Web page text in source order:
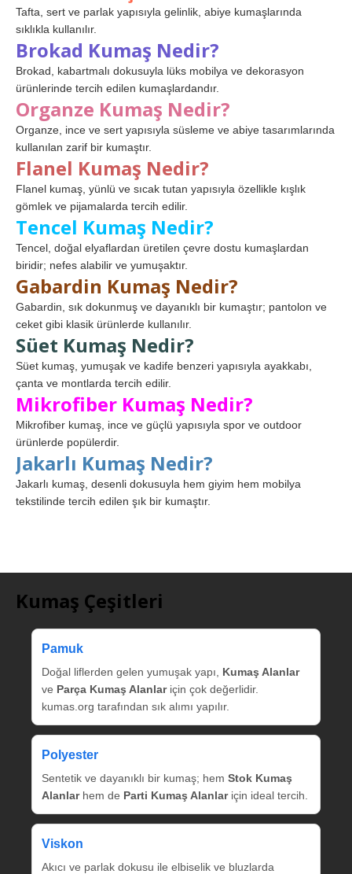
Tafta, sert ve parlak yapısıyla gelinlik, abiye kumaşlarında
sıklıkla kullanılır.
Brokad Kumaş Nedir?
Brokad, kabartmalı dokusuyla lüks mobilya ve dekorasyon
ürünlerinde tercih edilen kumaşlardandır.
Organze Kumaş Nedir?
Organze, ince ve sert yapısıyla süsleme ve abiye tasarımlarında
kullanılan zarif bir kumaştır.
Flanel Kumaş Nedir?
Flanel kumaş, yünlü ve sıcak tutan yapısıyla özellikle kışlık
gömlek ve pijamalarda tercih edilir.
Tencel Kumaş Nedir?
Tencel, doğal elyaflardan üretilen çevre dostu kumaşlardan
biridir; nefes alabilir ve yumuşaktır.
Gabardin Kumaş Nedir?
Gabardin, sık dokunmuş ve dayanıklı bir kumaştır; pantolon ve
ceket gibi klasik ürünlerde kullanılır.
Süet Kumaş Nedir?
Süet kumaş, yumuşak ve kadife benzeri yapısıyla ayakkabı,
çanta ve montlarda tercih edilir.
Mikrofiber Kumaş Nedir?
Mikrofiber kumaş, ince ve güçlü yapısıyla spor ve outdoor
ürünlerde popülerdir.
Jakarlı Kumaş Nedir?
Jakarlı kumaş, desenli dokusuyla hem giyim hem mobilya
tekstilinde tercih edilen şık bir kumaştır.
Kumaş Çeşitleri
Pamuk
Doğal liflerden gelen yumuşak yapı, Kumaş Alanlar
ve Parça Kumaş Alanlariçin çok değerlidir.
kumas.org tarafından sık alımı yapılır.
Polyester
Sentetik ve dayanıklı bir kumaş; hem Stok Kumaş
Alanlarhem de Parti Kumaş Alanlariçin ideal tercih.
Viskon
Akıcı ve parlak dokusu ile elbiselik ve bluzlarda